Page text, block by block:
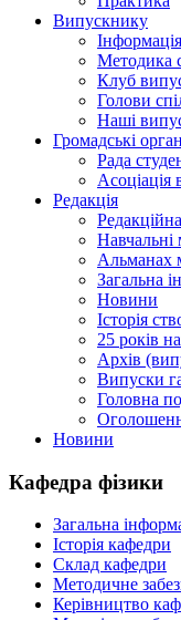
Випускнику
Методика
Клуб
Голови
Наші
Громадські
Рада
Редакція
Навчальні
Альманах
Загальна
Новини
Історія
25 років
Архів
Випуски
Головна
Новини
Кафедра фізики
Загальна
Історія кафедри
Склад кафедри
Методичне
Керівництво